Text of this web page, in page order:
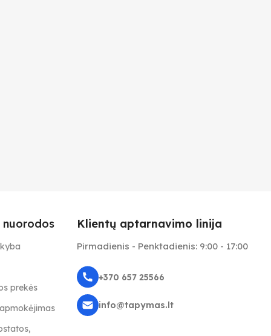
prekės
Klientų aptarnavimo linija
Pirmadienis - Penktadienis: 9:00 - 17:00
+370 657 25566
info@tapymas.lt